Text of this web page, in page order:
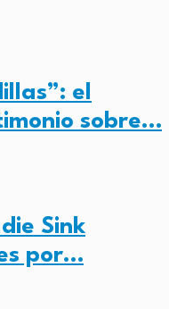
el
sobre…
Sink
por…